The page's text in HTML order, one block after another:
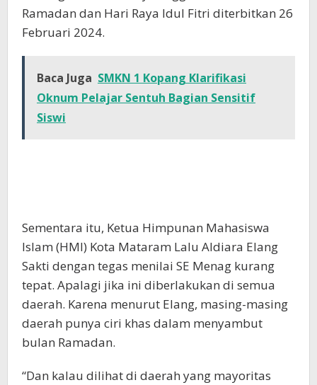
Ramadan dan Hari Raya Idul Fitri diterbitkan 26
Februari 2024.
Baca Juga SMKN 1 Kopang Klarifikasi
Oknum Pelajar Sentuh Bagian Sensitif
Siswi
Sementara itu, Ketua Himpunan Mahasiswa
Islam (HMI) Kota Mataram Lalu Aldiara Elang
Sakti dengan tegas menilai SE Menag kurang
tepat. Apalagi jika ini diberlakukan di semua
daerah. Karena menurut Elang, masing-masing
daerah punya ciri khas dalam menyambut
bulan Ramadan.
“Dan kalau dilihat di daerah yang mayoritas